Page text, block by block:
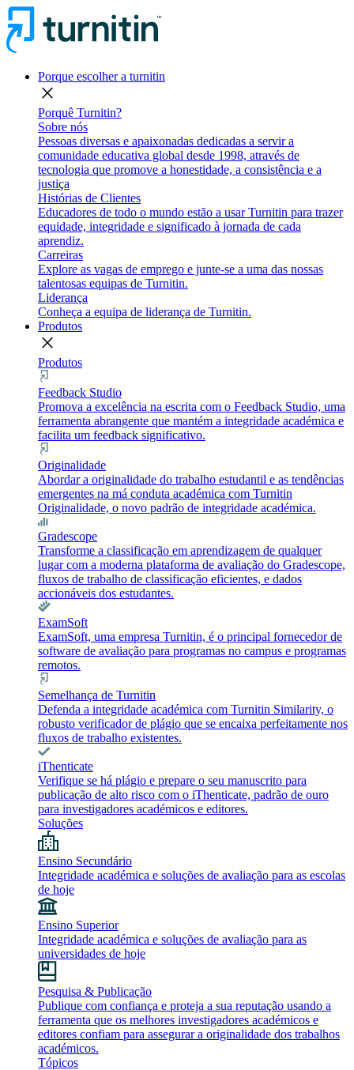
Porque escolher a turnitin
close
Porquê Turnitin?
Sobre nós
Pessoas diversas e apaixonadas dedicadas a servir a
comunidade educativa global desde 1998, através de
tecnologia que promove a honestidade, a consistência e a
justiça
Histórias de Clientes
Educadores de todo o mundo estão a usar Turnitin para trazer
equidade, integridade e significado à jornada de cada
aprendiz.
Carreiras
Explore as vagas de emprego e junte-se a uma das nossas
talentosas equipas de Turnitin.
Liderança
Conheça a equipa de liderança de Turnitin.
Produtos
close
Produtos
Feedback Studio
Promova a excelência na escrita com o Feedback Studio, uma
ferramenta abrangente que mantém a integridade académica e
facilita um feedback significativo.
Originalidade
Abordar a originalidade do trabalho estudantil e as tendências
emergentes na má conduta académica com Turnitin
Originalidade, o novo padrão de integridade académica.
Gradescope
Transforme a classificação em aprendizagem de qualquer
lugar com a moderna plataforma de avaliação do Gradescope,
fluxos de trabalho de classificação eficientes, e dados
accionáveis dos estudantes.
ExamSoft
ExamSoft, uma empresa Turnitin, é o principal fornecedor de
software de avaliação para programas no campus e programas
remotos.
Semelhança de Turnitin
Defenda a integridade académica com Turnitin Similarity, o
robusto verificador de plágio que se encaixa perfeitamente nos
fluxos de trabalho existentes.
iThenticate
Verifique se há plágio e prepare o seu manuscrito para
publicação de alto risco com o iThenticate, padrão de ouro
para investigadores académicos e editores.
Soluções
Ensino Secundário
Integridade académica e soluções de avaliação para as escolas
de hoje
Ensino Superior
Integridade académica e soluções de avaliação para as
universidades de hoje
Pesquisa & Publicação
Publique com confiança e proteja a sua reputação usando a
ferramenta que os melhores investigadores académicos e
editores confiam para assegurar a originalidade dos trabalhos
académicos.
Tópicos